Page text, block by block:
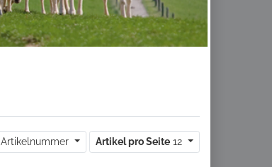
Artikelnummer Artikel pro Seite 12